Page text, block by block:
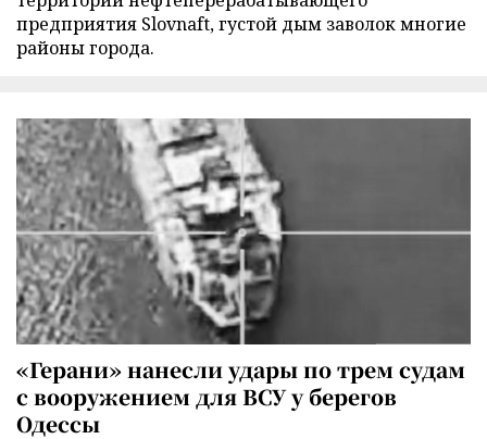
предприятия Slovnaft, густой дым заволок многие
районы города.
«Герани» нанесли удары по трем судам
с вооружением для ВСУ у берегов
Одессы